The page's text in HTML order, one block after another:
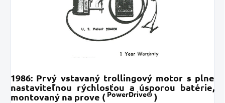
1986: Prvý vstavaný trollingový motor s plne
nastaviteľnou rýchlosťou a úsporou batérie,
montovaný na prove ( PowerDrive® )